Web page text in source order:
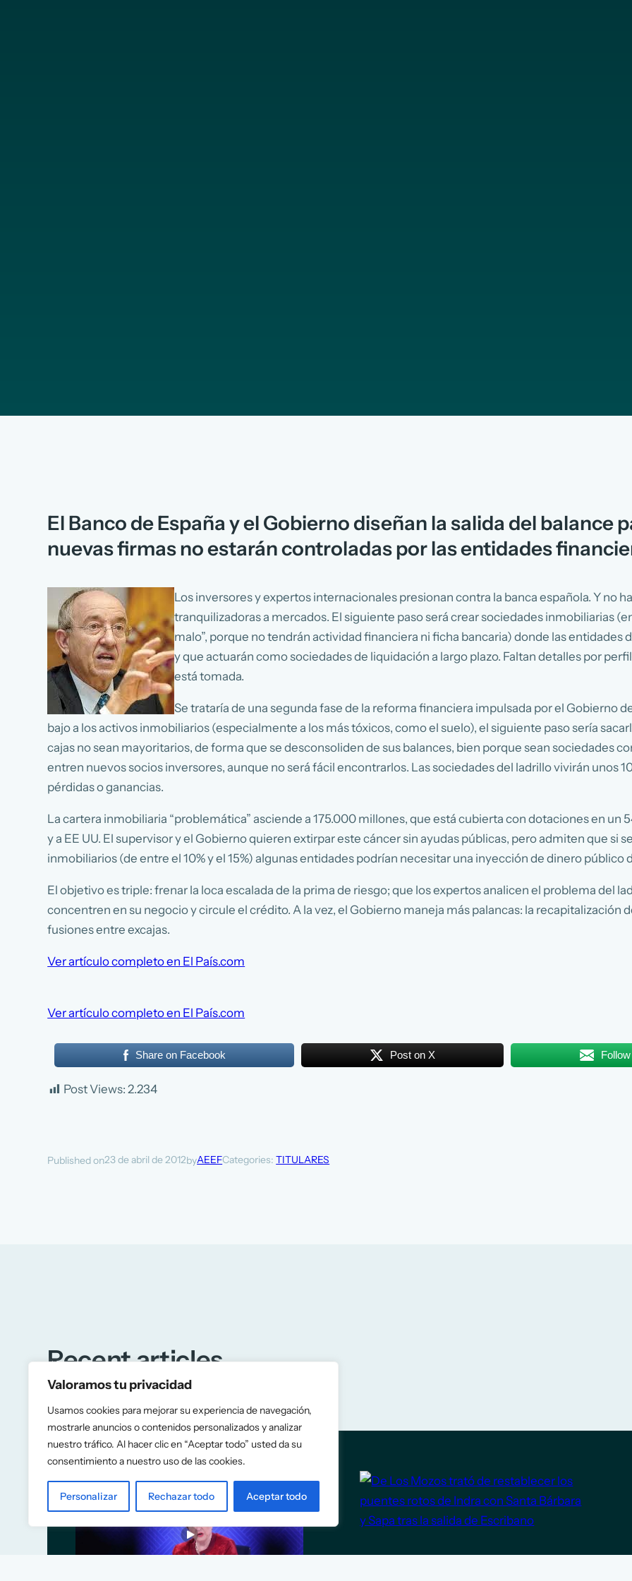
Valoramos tu privacidad
Usamos cookies para mejorar su experiencia de navegación,
mostrarle anuncios o contenidos personalizados y analizar
nuestro tráfico. Al hacer clic en “Aceptar todo” usted da su
consentimiento a nuestro uso de las cookies.
Personalizar Rechazar todo Aceptar todo
El Banco de España y el Gobierno diseñan la salida del balance
nuevas firmas no estarán controladas por las entidades
Los inversores y expertos internacionales presionan contra la banca española. Y no
tranquilizadoras a mercados. El siguiente paso será crear sociedades inmobiliarias
malo”, porque no tendrán actividad financiera ni ficha bancaria) donde las
y que actuarán como sociedades de liquidación a largo plazo. Faltan detalles por
está tomada.
Se trataría de una segunda fase de la reforma financiera impulsada por el Gobierno
bajo a los activos inmobiliarios (especialmente a los más tóxicos, como el suelo), el siguiente paso sería
cajas no sean mayoritarios, de forma que se desconsoliden de sus balances, bien porque sean sociedades
entren nuevos socios inversores, aunque no será fácil encontrarlos. Las sociedades del ladrillo vivirán unos
pérdidas o ganancias.
La cartera inmobiliaria “problemática” asciende a 175.000 millones, que está cubierta con dotaciones en un
y a EE UU. El supervisor y el Gobierno quieren extirpar este cáncer sin ayudas públicas, pero admiten que si
inmobiliarios (de entre el 10% y el 15%) algunas entidades podrían necesitar una inyección de dinero público
El objetivo es triple: frenar la loca escalada de la prima de riesgo; que los expertos analicen el problema del
concentren en su negocio y circule el crédito. A la vez, el Gobierno maneja más palancas: la recapitalización
fusiones entre excajas.
Ver artículo completo en El País.com
Ver artículo completo en El País.com
Share on Facebook Post on X
Post Views: 2.234
Published on23 de abril de 2012byAEEFCategories:TITULARES
Recent articles